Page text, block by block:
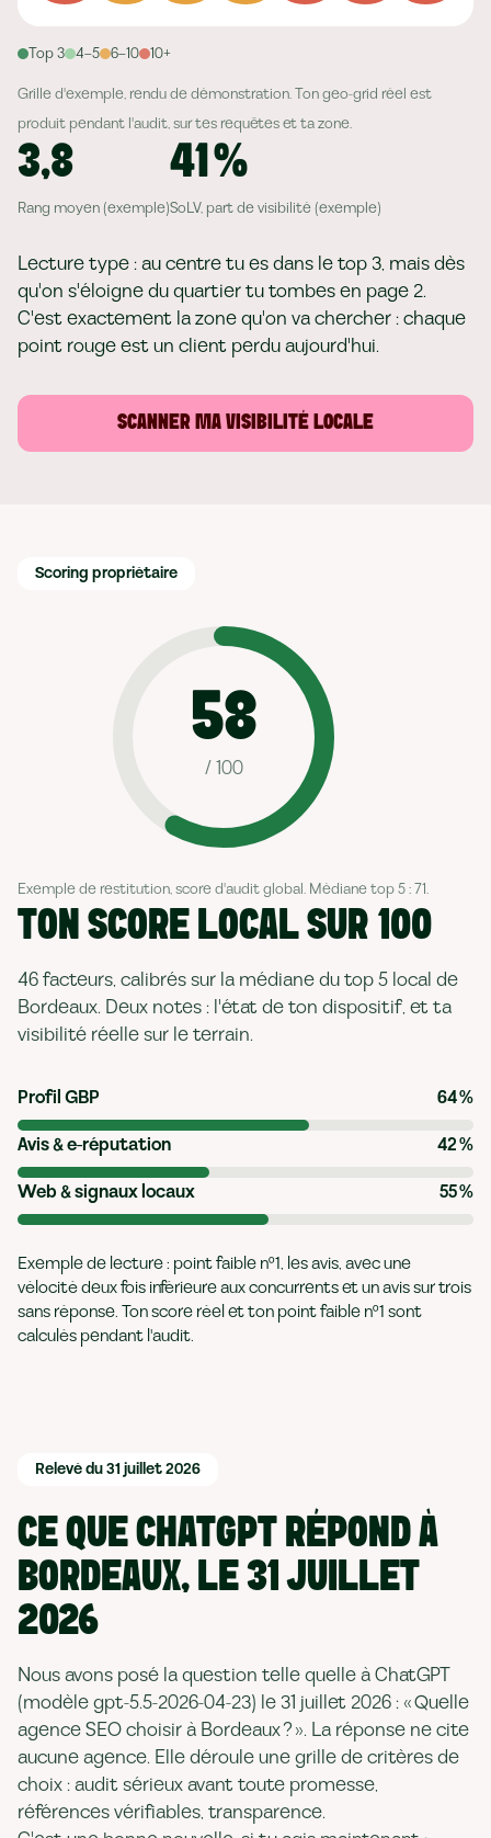
Top 3 4–5 6–10 10+
Grille d'exemple, rendu de démonstration. Ton geo-grid réel est
produit pendant l'audit, sur tes requêtes et ta zone.
3,8
Rang moyen (exemple)
41 %
SoLV, part de visibilité (exemple)
Lecture type : au centre tu es dans le top 3, mais dès
qu'on s'éloigne du quartier tu tombes en page 2.
C'est exactement la zone qu'on va chercher : chaque
point rouge est un client perdu aujourd'hui.
SCANNER MA VISIBILITÉ LOCALE
Scoring propriétaire
58
/ 100
Exemple de restitution, score d'audit global. Médiane top 5 : 71.
TON SCORE LOCAL SUR 100
46 facteurs, calibrés sur la médiane du top 5 local de
Bordeaux. Deux notes : l'état de ton dispositif, et ta
visibilité réelle sur le terrain.
Profil GBP 64%
Avis & e-réputation
42%
Web & signaux locaux
55%
Exemple de lecture : point faible n°1, les avis, avec une
vélocité deux fois inférieure aux concurrents et un avis sur trois
sans réponse. Ton score réel et ton point faible n°1 sont
calculés pendant l'audit.
Relevé du 31 juillet 2026
CE QUE CHATGPT RÉPOND À
BORDEAUX, LE 31 JUILLET
2026
Nous avons posé la question telle quelle à ChatGPT
(modèle gpt-5.5-2026-04-23) le 31 juillet 2026 : « Quelle
agence SEO choisir à Bordeaux ? ». La réponse ne cite
aucune agence. Elle déroule une grille de critères de
choix : audit sérieux avant toute promesse,
références vérifiables, transparence.